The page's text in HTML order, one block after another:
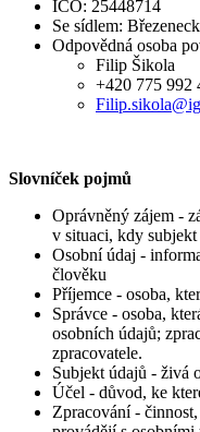
IČO: 25448714
Se sídlem:
Odpovědná osoba
Filip Šikola
+420 775 992
Slovníček pojmů
Oprávněný zájem -
v situaci, kdy
Osobní údaj -
člověku
Příjemce - osoba,
Správce - osoba,
osobních údajů;
zpracovatele.
Subjekt údajů - živá
Účel - důvod, ke
Zpracování -